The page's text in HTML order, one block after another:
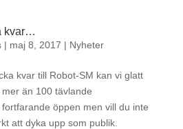
kvar…
| maj 8, 2017 | Nyheter
kvar till Robot-SM kan vi glatt
än 100 tävlande
öppen men vill du inte
att dyka upp som publik.